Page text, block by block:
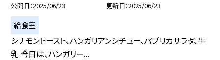
公開日 2025/06/23 更新日 2025/06/23
給食室
シナモントースト、ハンガリアンシチュー、パプリカサラダ、牛
乳 今日は、ハンガリー...